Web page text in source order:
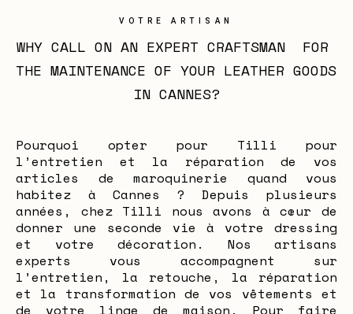
VOTRE ARTISAN
WHY CALL ON AN EXPERT CRAFTSMAN  FOR
THE MAINTENANCE OF YOUR LEATHER GOODS
IN CANNES?
Pourquoi opter pour Tilli pour
l’entretien et la réparation de vos
articles de maroquinerie quand vous
habitez à Cannes ? Depuis plusieurs
années, chez Tilli nous avons à cœur de
donner une seconde vie à votre dressing
et votre décoration. Nos artisans
experts vous accompagnent sur
l’entretien, la retouche, la réparation
et la transformation de vos vêtements et
de votre linge de maison. Pour faire